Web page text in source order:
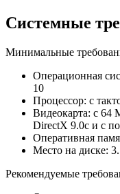
Cистемные
Минимальные
Операционная
10
Процессор: с
Видеокарта: с 64
DirectX 9.0c и с
Оперативная
Место на диске:
Рекомендуемые